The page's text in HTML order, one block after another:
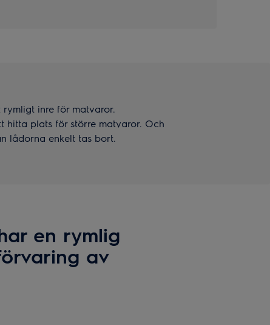
inre för matvaror.
hitta plats för större matvaror. Och
lådorna enkelt tas bort.
en rymlig
av